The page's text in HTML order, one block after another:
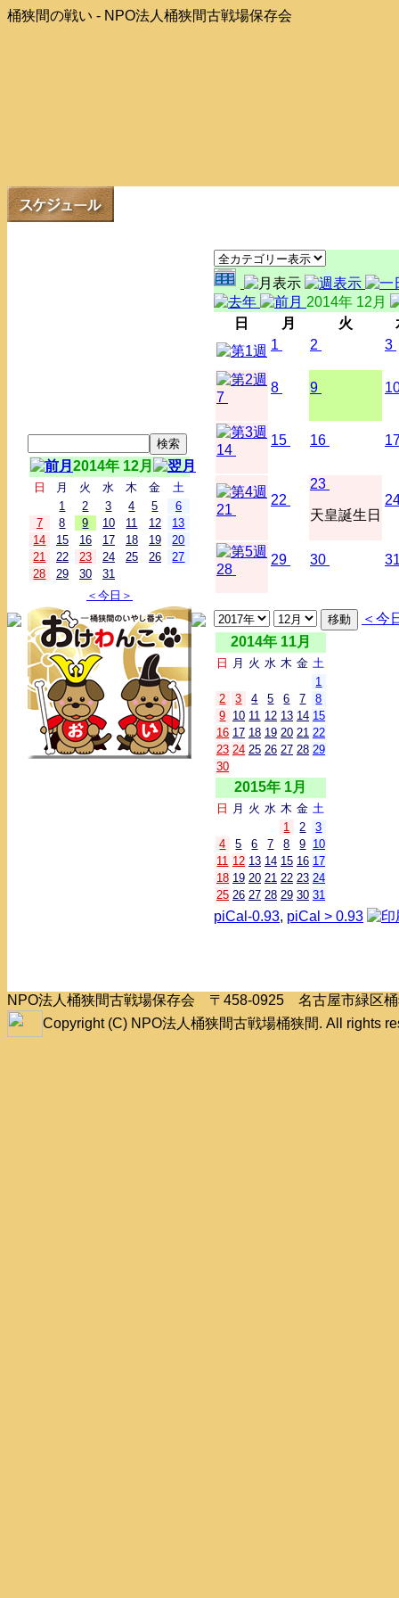
桶狭間の戦い - NPO法人桶狭間古戦場保存会
2014年 12月
日 月 火 水 木 金
土
1
2 3 4 5
6
7
8 9 10 11 12
13
14
15 16 17 18 19
20
21
22 23 24 25 26
27
28
29 30
31
＜今日＞
2014年 12月
日
月 火
1
2 3
7
8 9
14
15 16
21
22
23
天皇誕生日
28
29 30
＜今
2014年 11月
日 月 火 水 木 金 土
1
2
3 4 5 6 7
8
9 10 11 12 13 14 15
16 17 18 19 20 21 22
23 24 25 26 27 28 29
30
2015年 1月
日 月 火 水 木 金 土
1
2
3
4
5 6 7 8 9 10
11 12 13 14 15 16 17
18 19 20 21 22 23 24
25 26 27 28 29 30 31
piCal-0.93, piCal > 0.93
NPO法人桶狭間古戦場保存会 〒458-0925 名古屋市緑区
Copyright (C) NPO法人桶狭間古戦場桶狭間. All rights